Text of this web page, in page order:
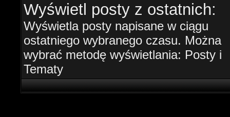
Wyświetl posty z ostatnich:
Wyświetla posty napisane w ciągu
ostatniego wybranego czasu. Można
wybrać metodę wyświetlania: Posty i
Tematy